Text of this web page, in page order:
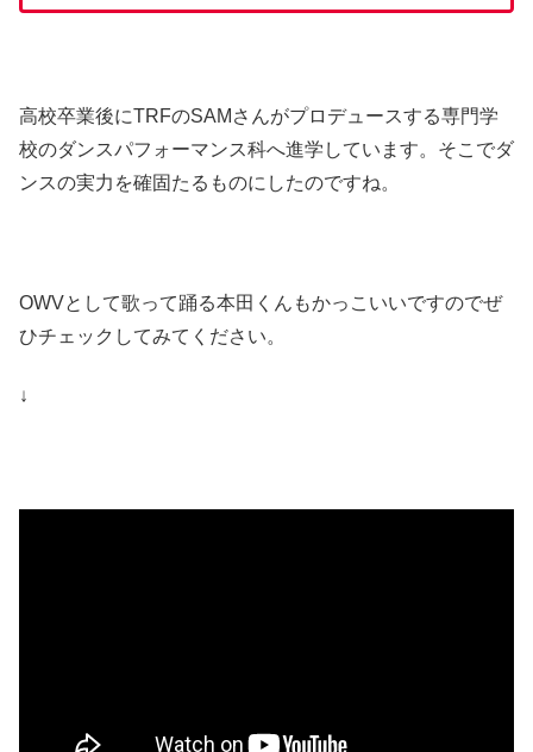
高校卒業後にTRFのSAMさんがプロデュースする専門学
校のダンスパフォーマンス科へ進学しています。そこでダ
ンスの実力を確固たるものにしたのですね。
OWVとして歌って踊る本田くんもかっこいいですのでぜ
ひチェックしてみてください。
↓